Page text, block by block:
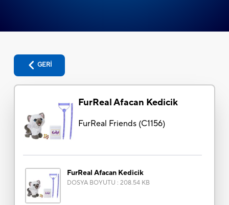
GERİ
FurReal Afacan Kedicik
FurReal Friends(C1156)
FurReal Afacan Kedicik
DOSYA BOYUTU : 208.54 KB